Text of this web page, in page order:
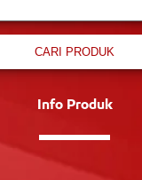
CARI PRODUK
Info Produk